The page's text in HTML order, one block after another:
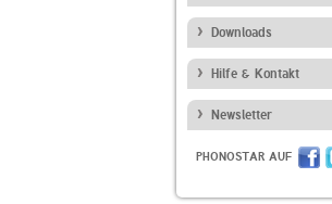
Downloads
Hilfe & Kontakt
Newsletter
PHONOSTAR AUF